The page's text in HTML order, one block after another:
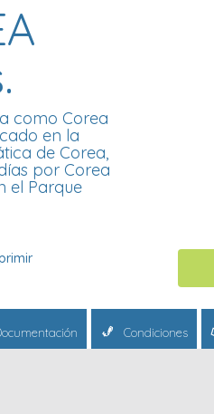
como Corea
en la
de Corea,
por Corea
el Parque
Condiciones